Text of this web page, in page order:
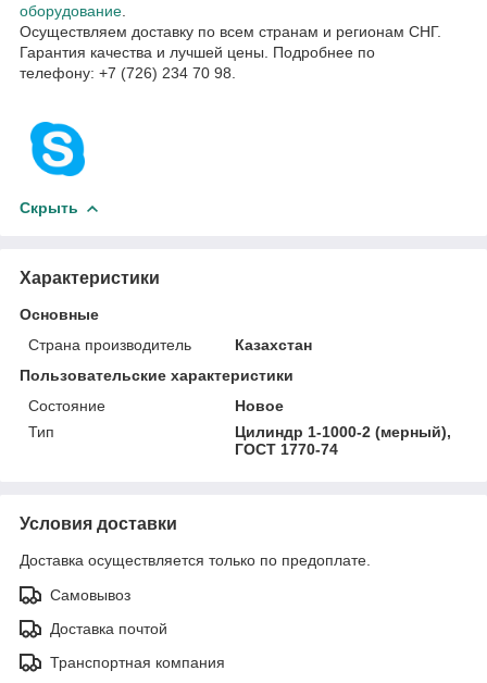
оборудование
Осуществляем доставку по всем странам и регионам СНГ.
Гарантия качества и лучшей цены. Подробнее по
телефону: +7 (726) 234 70 98.
Скрыть
Характеристики
Основные
Страна производитель
Казахстан
Пользовательские характеристики
Состояние
Новое
Тип
Цилиндр 1-1000-2 (мерный),
ГОСТ 1770-74
Условия доставки
Доставка осуществляется только по предоплате.
Самовывоз
Доставка почтой
Транспортная компания